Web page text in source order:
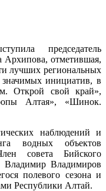
председатель
Архипова, отметившая,
лучших региональных
значимых инициатив, в
Открой свой край»,
Алтая», «Шинок.
наблюдений и
водных объектов
совета Бийского
Владимир Владимиров
полевого сезона и
Республики Алтай.